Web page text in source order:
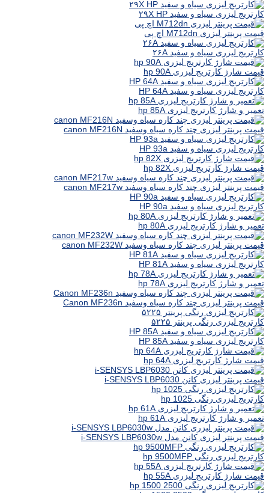
کارتریج لیزری سیاه و سفید ۲۹X HP
قیمت پرینتر لیزری M712dn اچ پی
کارتریج لیزری سیاه و سفید ۲۶A
قیمت شارژ کارتریج لیزری hp 90A
کارتریج لیزری سیاه و سفید HP 64A
تعمیر و شارژ کارتریج لیزری hp 85A
قیمت پرینتر لیزری چند کاره سیاه وسفید canon MF216N
کارتریج لیزری سیاه و سفید HP 93a
قیمت شارژ کارتریج لیزری hp 82X
قیمت پرینتر لیزری چند کاره سیاه وسفید canon MF217w
کارتریج لیزری سیاه و سفید HP 90a
تعمیر و شارژ کارتریج لیزری hp 80A
قیمت پرینتر لیزری چند کاره سیاه وسفید canon MF232W
کارتریج لیزری سیاه و سفید HP 81A
تعمیر و شارژ کارتریج لیزری hp 78A
قیمت پرینتر لیزری چند کاره سیاه وسفید Canon MF236n
کارتریج لیزری رنگی پرینتر ۵۲۲۵
کارتریج لیزری سیاه و سفید HP 85A
قیمت شارژ کارتریج لیزری hp 64A
قیمت پرینتر لیزری کانن i-SENSYS LBP6030
کارتریج لیزری رنگی hp 1025
تعمیر و شارژ کارتریج لیزری hp 61A
قیمت پرینتر لیزری کانن مدل i-SENSYS LBP6030w
کارتریج لیزری رنگی hp 9500MFP
قیمت شارژ کارتریج لیزری hp 55A